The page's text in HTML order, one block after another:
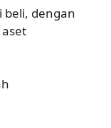
beli, dengan